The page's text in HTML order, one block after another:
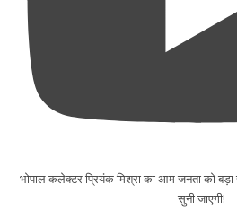
भोपाल कलेक्टर प्रियंक मिश्रा का आम जनता को
सुनी जाएगी!